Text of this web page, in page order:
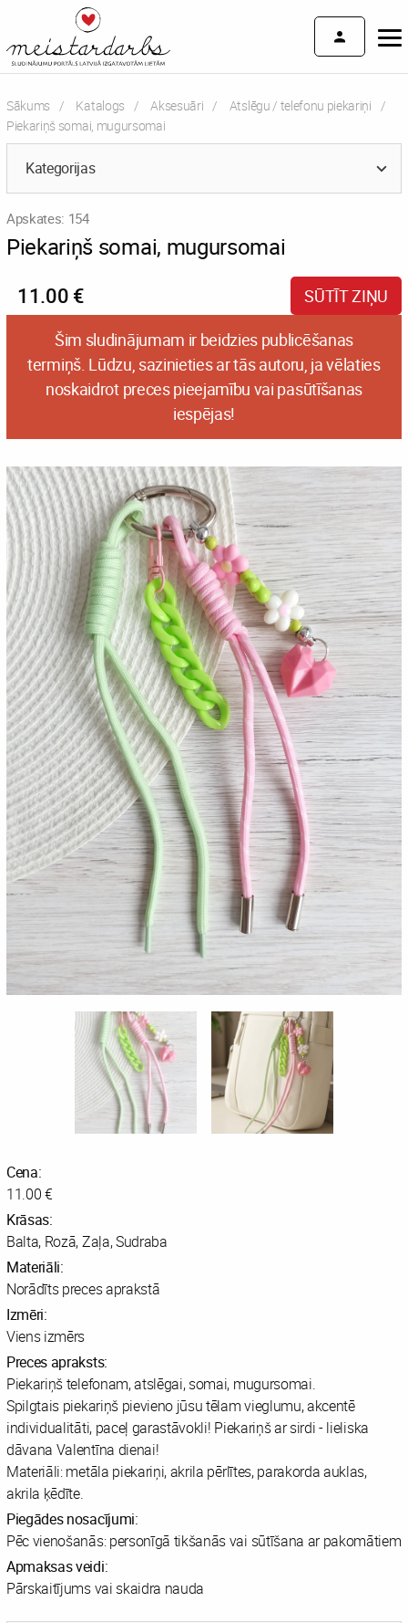
Sākums Katalogs Aksesuāri
Atslēgu / telefonu piekariņi
Current:
Piekariņš somai, mugursomai
Kategorijas
Apskates: 154
Piekariņš somai, mugursomai
11.00 €
SŪTĪT ZIŅU
Šim sludinājumam ir beidzies publicēšanas
termiņš. Lūdzu, sazinieties ar tās autoru, ja vēlaties
noskaidrot preces pieejamību vai pasūtīšanas
iespējas!
Cena:
11.00 €
Krāsas:
Balta, Rozā, Zaļa, Sudraba
Materiāli:
Norādīts preces aprakstā
Izmēri:
Viens izmērs
Preces apraksts:
Piekariņš telefonam, atslēgai, somai, mugursomai.
Spilgtais piekariņš pievieno jūsu tēlam vieglumu, akcentē
individualitāti, paceļ garastāvokli! Piekariņš ar sirdi - lieliska
dāvana Valentīna dienai!
Materiāli: metāla piekariņi, akrila pērlītes, parakorda auklas,
akrila ķēdīte.
Piegādes nosacījumi:
Pēc vienošanās: personīgā tikšanās vai sūtīšana ar pakomātiem
Apmaksas veidi:
Pārskaitījums vai skaidra nauda